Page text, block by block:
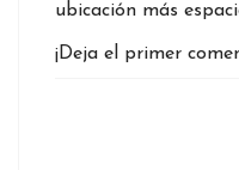
ubicación más
¡Deja el primer